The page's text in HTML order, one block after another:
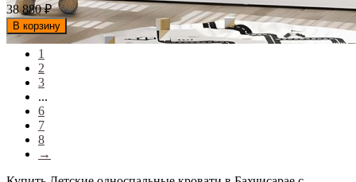
38 880₽
В корзину
1
2
3
...
6
7
8
→